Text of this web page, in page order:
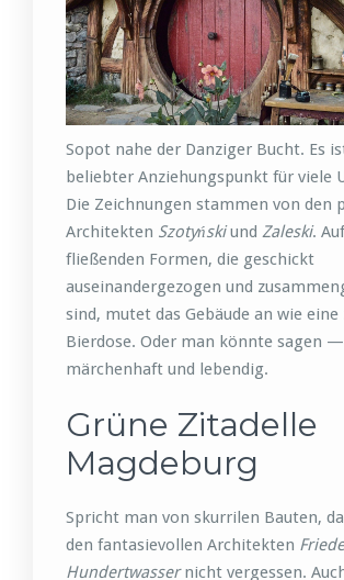
Sopot nahe der Danziger Bucht. Es
beliebter Anziehungspunkt für viele
Die Zeichnungen stammen von den
Architekten Szotyńskiund Zaleski.
fließenden Formen, die geschickt
auseinandergezogen und
sind, mutet das Gebäude an wie
Bierdose. Oder man könnte sagen —
märchenhaft und lebendig.
Grüne Zitadelle
Magdeburg
Spricht man von skurrilen Bauten,
den fantasievollen Architekten
Hundertwassernicht vergessen.